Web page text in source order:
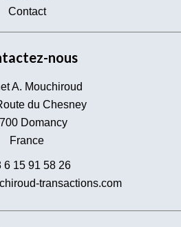
Contact
nous
A. Mouchiroud
du Chesney
Domancy
France
6 15 91 58 26
transactions.com